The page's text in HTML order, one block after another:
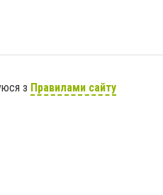
з Правилами сайту